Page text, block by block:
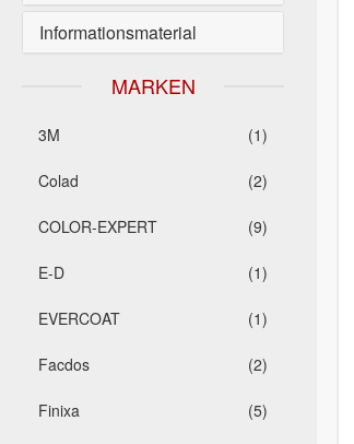
Informationsmaterial
MARKEN
(1)
3M
(2)
Colad
(9)
COLOR-EXPERT
(1)
E-D
(1)
EVERCOAT
(2)
Facdos
(5)
Finixa